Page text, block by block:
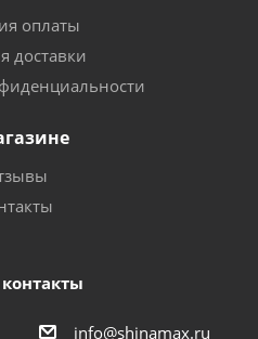
оплаты
доставки
info@shinamax.ru